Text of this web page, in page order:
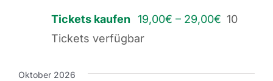
Tickets kaufen 19,00€ – 29,00€ 10
Tickets verfügbar
Oktober 2026